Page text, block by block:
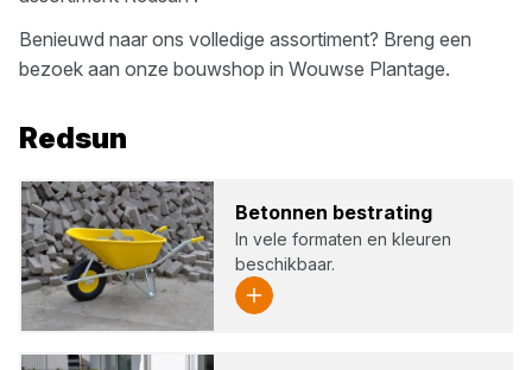
Benieuwd naar ons volledige assortiment? Breng een
bezoek aan onze bouwshop in Wouwse Plantage.
Redsun
Beton­nen bestra­ting
In vele formaten en kleuren
beschikbaar.